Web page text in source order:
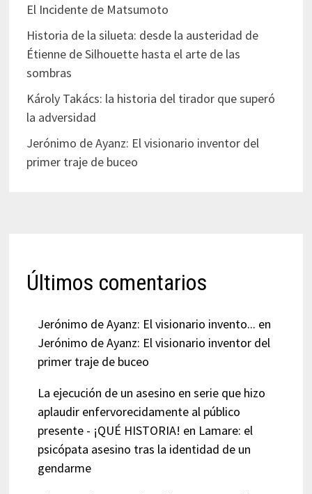
El Incidente de Matsumoto
Historia de la silueta: desde la austeridad de
Étienne de Silhouette hasta el arte de las
sombras
Károly Takács: la historia del tirador que superó
la adversidad
Jerónimo de Ayanz: El visionario inventor del
primer traje de buceo
Últimos comentarios
Jerónimo de Ayanz: El visionario invento... en
Jerónimo de Ayanz: El visionario inventor del
primer traje de buceo
La ejecución de un asesino en serie que hizo
aplaudir enfervorecidamente al público
presente - ¡QUÉ HISTORIA! en Lamare: el
psicópata asesino tras la identidad de un
gendarme